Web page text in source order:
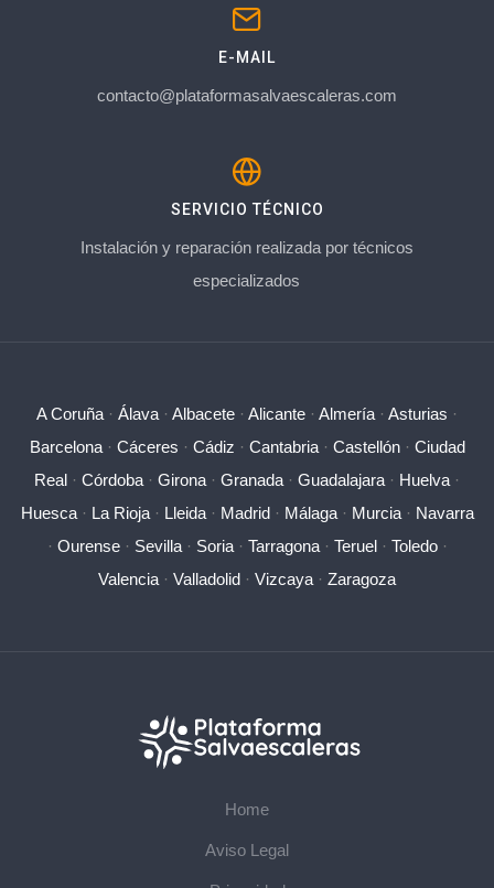
E-MAIL
contacto@plataformasalvaescaleras.com
SERVICIO TÉCNICO
Instalación y reparación realizada por técnicos
especializados
A Coruña · Álava · Albacete · Alicante · Almería · Asturias ·
Barcelona· Cáceres · Cádiz · Cantabria· Castellón· Ciudad
Real · Córdoba · Girona · Granada · Guadalajara · Huelva ·
Huesca· La Rioja· Lleida· Madrid· Málaga· Murcia· Navarra
· Ourense· Sevilla· Soria· Tarragona· Teruel· Toledo·
Valencia · Valladolid · Vizcaya · Zaragoza
Home
Aviso Legal